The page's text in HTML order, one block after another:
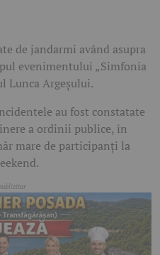
de jandarmi având asupra
evenimentului „Simfonia
Lunca Argeșului.
au fost constatate
a ordinii publice, în
mare de participanți la